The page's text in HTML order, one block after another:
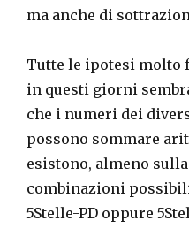
ma anche di
Tutte le ipotesi molto
in questi giorni
che i numeri dei
possono sommare
esistono, almeno
combinazioni
5Stelle-PD oppure